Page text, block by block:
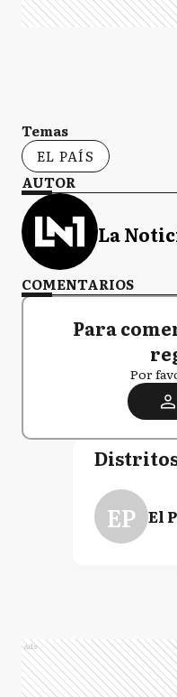
Temas
EL PAÍS
AUTOR
La
COMENTARIOS
Para
Por
EP El
Ads